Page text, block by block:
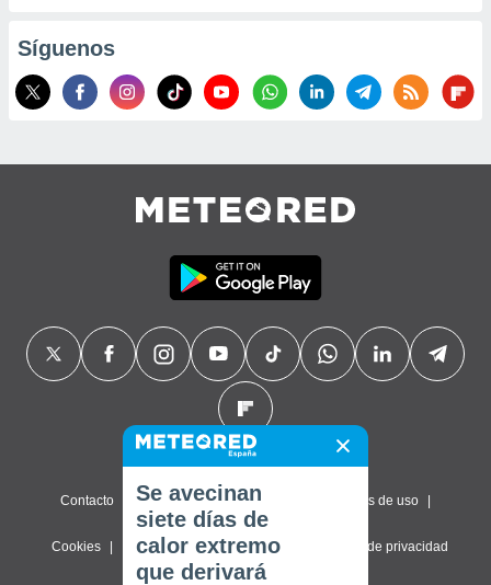
Síguenos
Contacto Sobre nosotros Términos de uso
Cookies Política de privacidad Configuración de privacidad
Se avecinan
siete días de
calor extremo
que derivará